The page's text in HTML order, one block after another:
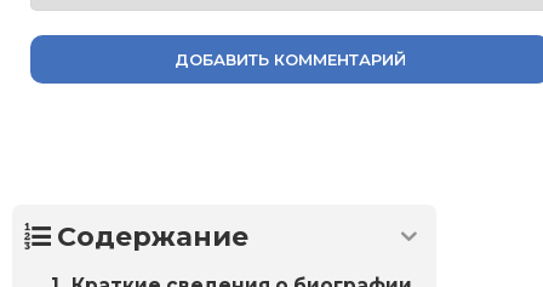
ДОБАВИТЬ КОММЕНТАРИЙ
Содержание